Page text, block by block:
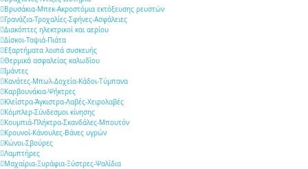
Βρυσάκια-Μπεκ-Ακροστόμια εκτόξευσης ρευστών
Γρανάζια-Τροχαλίες-Σφήνες-Ασφάλειες
Διακόπτες ηλεκτρικοί και αερίου
Δίσκοι-Ταψιά-Πιάτα
Εξαρτήματα λοιπά συσκευής
Θερμικά ασφαλείας καλωδίου
Ιμάντες
Κανάτες-Μπωλ-Δοχεία-Κάδοι-Τύμπανα
Καρβουνάκια-Ψήκτρες
Κλείστρα-Άγκιστρα-Λαβές-Χειρολαβές
Κόμπλερ-Σύνδεσμοι κίνησης
Κουμπιά-Πλήκτρα-Σκανδάλες-Μπουτόν
Κρουνοί-Κάνουλες-Βάνες υγρών
Κώνοι-Σβούρες
Λαμπτήρες
Μαχαίρια-Ξυράφια-Ξύστρες-Ψαλίδια